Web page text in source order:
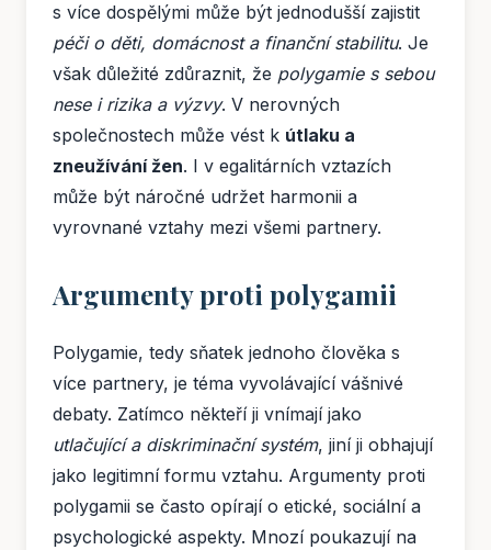
s více dospělými může být jednodušší zajistit
péči o děti, domácnost a finanční stabilitu. Je
však důležité zdůraznit, že polygamie s sebou
nese i rizika a výzvy. V nerovných
společnostech může vést k útlaku a
zneužívání žen. I v egalitárních vztazích
může být náročné udržet harmonii a
vyrovnané vztahy mezi všemi partnery.
Argumenty proti polygamii
Polygamie, tedy sňatek jednoho člověka s
více partnery, je téma vyvolávající vášnivé
debaty. Zatímco někteří ji vnímají jako
utlačující a diskriminační systém, jiní ji obhajují
jako legitimní formu vztahu. Argumenty proti
polygamii se často opírají o etické, sociální a
psychologické aspekty. Mnozí poukazují na